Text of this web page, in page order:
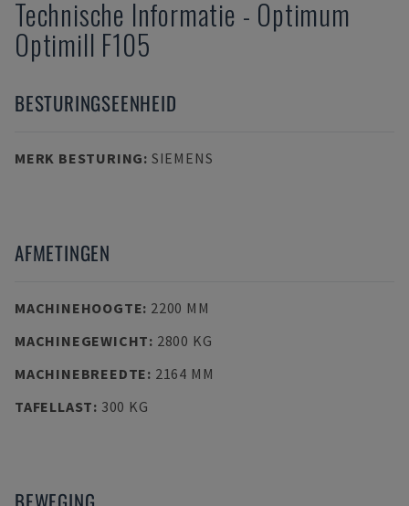
Technische Informatie - Optimum
Optimill F105
BESTURINGSEENHEID
MERK BESTURING: SIEMENS
AFMETINGEN
MACHINEHOOGTE: 2200 MM
MACHINEGEWICHT: 2800 KG
MACHINEBREEDTE: 2164 MM
TAFELLAST: 300 KG